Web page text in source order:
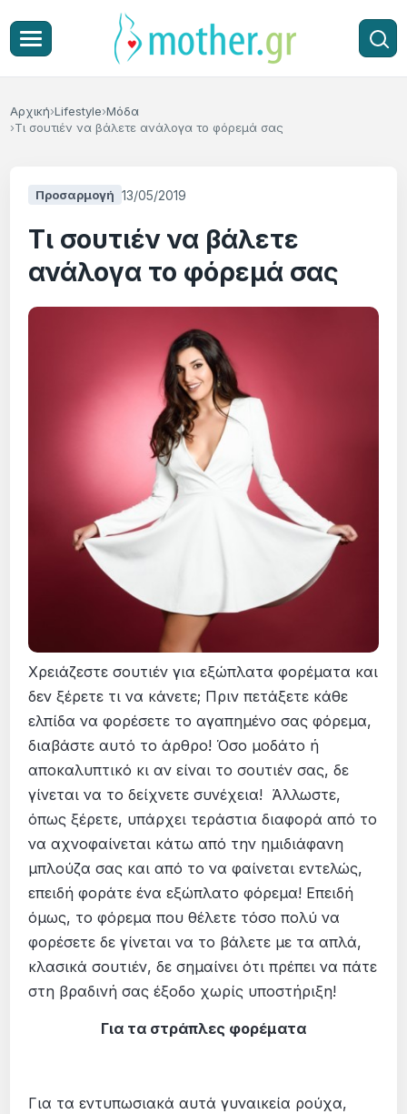
Αρχική Lifestyle Μόδα
Τι σουτιέν να βάλετε ανάλογα το φόρεμά σας
Προσαρμογή 13/05/2019
Τι σουτιέν να βάλετε
ανάλογα το φόρεμά σας
Χρειάζεστε σουτιέν για εξώπλατα φορέματα και
δεν ξέρετε τι να κάνετε; Πριν πετάξετε κάθε
ελπίδα να φορέσετε το αγαπημένο σας φόρεμα,
διαβάστε αυτό το άρθρο! Όσο μοδάτο ή
αποκαλυπτικό κι αν είναι το σουτιέν σας, δε
γίνεται να το δείχνετε συνέχεια! Άλλωστε,
όπως ξέρετε, υπάρχει τεράστια διαφορά από το
να αχνοφαίνεται κάτω από την ημιδιάφανη
μπλούζα σας και από το να φαίνεται εντελώς,
επειδή φοράτε ένα εξώπλατο φόρεμα! Επειδή
όμως, το φόρεμα που θέλετε τόσο πολύ να
φορέσετε δε γίνεται να το βάλετε με τα απλά,
κλασικά σουτιέν, δε σημαίνει ότι πρέπει να πάτε
στη βραδινή σας έξοδο χωρίς υποστήριξη!
Για τα στράπλες φορέματα
Για τα εντυπωσιακά αυτά γυναικεία ρούχα,